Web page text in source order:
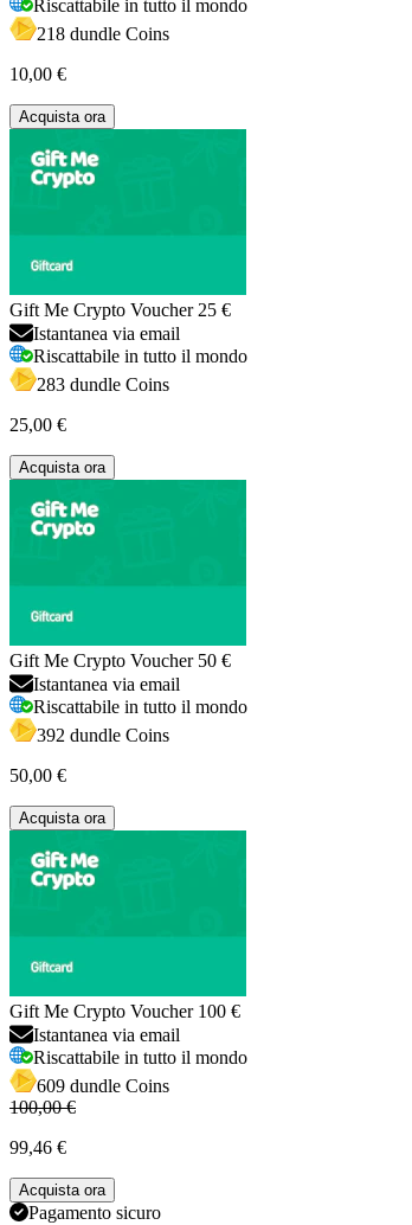
Riscattabile in tutto il mondo
218 dundle Coins
10,00 €
Acquista ora
Gift Me Crypto Voucher 25 €
Istantanea via email
Riscattabile in tutto il mondo
283 dundle Coins
25,00 €
Acquista ora
Gift Me Crypto Voucher 50 €
Istantanea via email
Riscattabile in tutto il mondo
392 dundle Coins
50,00 €
Acquista ora
Gift Me Crypto Voucher 100 €
Istantanea via email
Riscattabile in tutto il mondo
609 dundle Coins
100,00 €
99,46 €
Acquista ora
Pagamento sicuro